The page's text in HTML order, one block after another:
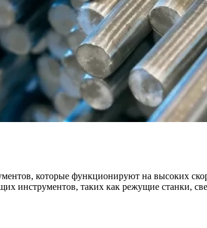
которые функционируют на высоких
инструментов, таких как режущие станки,